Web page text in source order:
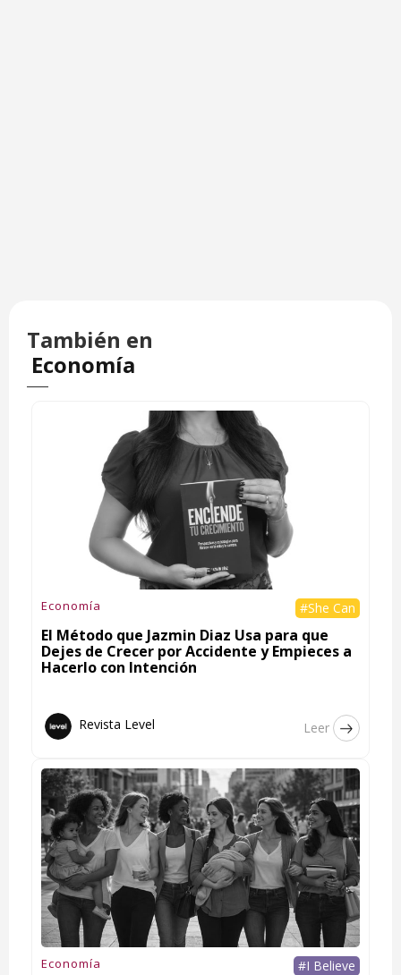
También en
Economía
Economía #She Can
El Método que Jazmin Diaz Usa para que
Dejes de Crecer por Accidente y Empieces a
Hacerlo con Intención
Revista Level Leer
Economía #I Believe